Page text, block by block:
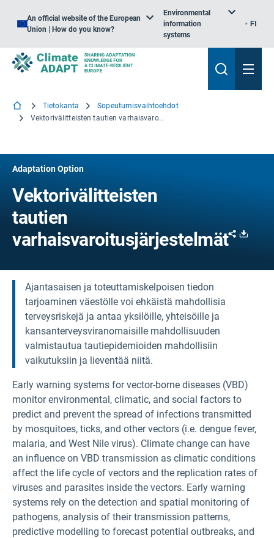
An official website of the European
Union | How do you know?
Environmental
information
systems
FI
Tietokanta
Sopeutumisvaihtoehdot
Vektorivälitteisten tautien varhaisvaroitusjärjestelmät
Adaptation Option
Vektorivälitteisten
tautien
varhaisvaroitusjärjestelmät
Share
Ajantasaisen ja toteuttamiskelpoisen tiedon
tarjoaminen väestölle voi ehkäistä mahdollisia
terveysriskejä ja antaa yksilöille, yhteisöille ja
kansanterveysviranomaisille mahdollisuuden
valmistautua tautiepidemioiden mahdollisiin
vaikutuksiin ja lieventää niitä.
Early warning systems for vector-borne diseases (VBD)
monitor environmental, climatic, and social factors to
predict and prevent the spread of infections transmitted
by mosquitoes, ticks, and other vectors (i.e. dengue fever,
malaria, and West Nile virus). Climate change can have
an influence on VBD transmission as climatic conditions
affect the life cycle of vectors and the replication rates of
viruses and parasites inside the vectors. Early warning
systems rely on the detection and spatial monitoring of
pathogens, analysis of their transmission patterns,
predictive modelling to forecast potential outbreaks, and